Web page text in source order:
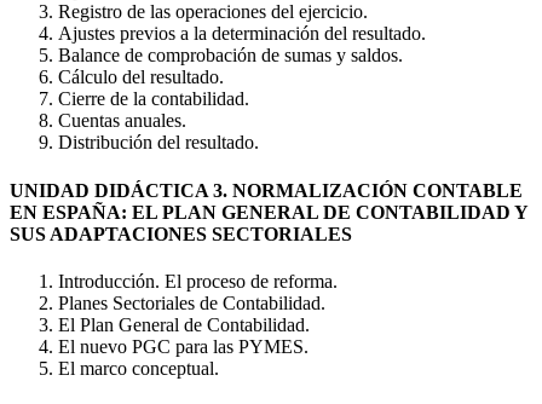
Registro de las operaciones del ejercicio.
Ajustes previos a la determinación del resultado.
Balance de comprobación de sumas y saldos.
Cálculo del resultado.
Cierre de la contabilidad.
Cuentas anuales.
Distribución del resultado.
UNIDAD DIDÁCTICA 3. NORMALIZACIÓN CONTABLE
EN ESPAÑA: EL PLAN GENERAL DE CONTABILIDAD Y
SUS ADAPTACIONES SECTORIALES
Introducción. El proceso de reforma.
Planes Sectoriales de Contabilidad.
El Plan General de Contabilidad.
El nuevo PGC para las PYMES.
El marco conceptual.